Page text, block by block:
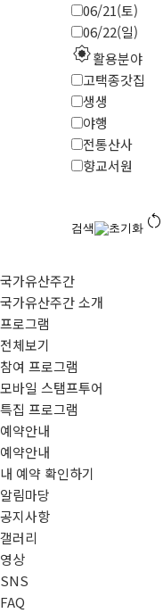
06/21(토)
06/22(일)
explosion활용분야
고택종갓집
생생
야행
전통산사
향교서원
검색 초기화 restart_alt
국가유산주간
국가유산주간 소개
프로그램
전체보기
참여 프로그램
모바일 스탬프투어
특집 프로그램
예약안내
예약안내
내 예약 확인하기
알림마당
공지사항
갤러리
영상
SNS
FAQ